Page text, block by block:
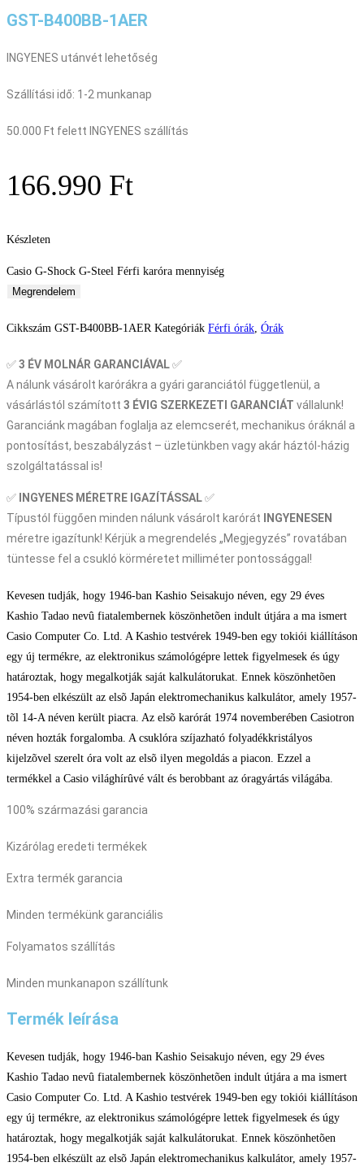
GST-B400BB-1AER
INGYENES utánvét lehetőség
Szállítási idő: 1-2 munkanap
50.000 Ft felett INGYENES szállítás
166.990 Ft
Készleten
Casio G-Shock G-Steel Férfi karóra mennyiség
Megrendelem
Cikkszám GST-B400BB-1AER Kategóriák Férfi órák, Órák
✅3 ÉV MOLNÁR GARANCIÁVAL✅
A nálunk vásárolt karórákra a gyári garanciától függetlenül, a
vásárlástól számított 3 ÉVIG SZERKEZETI GARANCIÁT vállalunk!
Garanciánk magában foglalja az elemcserét, mechanikus óráknál a
pontosítást, beszabályzást – üzletünkben vagy akár háztól-házig
szolgáltatással is!
✅ INGYENES MÉRETRE IGAZÍTÁSSAL✅
Típustól függően minden nálunk vásárolt karórát
INGYENESEN
méretre igazítunk! Kérjük a megrendelés „Megjegyzés” rovatában
tüntesse fel a csukló körméretet milliméter pontossággal!
Kevesen tudják, hogy 1946-ban Kashio Seisakujo néven, egy 29 éves
Kashio Tadao nevû fiatalembernek köszönhetõen indult útjára a ma ismert
Casio Computer Co. Ltd. A Kashio testvérek 1949-ben egy tokiói kiállításon
egy új termékre, az elektronikus számológépre lettek figyelmesek és úgy
határoztak, hogy megalkotják saját kalkulátorukat. Ennek köszönhetõen
1954-ben elkészült az elsõ Japán elektromechanikus kalkulátor, amely 1957-
tõl 14-A néven került piacra. Az elsõ karórát 1974 novemberében Casiotron
néven hozták forgalomba. A csuklóra szíjazható folyadékkristályos
kijelzõvel szerelt óra volt az elsõ ilyen megoldás a piacon. Ezzel a
termékkel a Casio világhírûvé vált és berobbant az óragyártás világába.
100% származási garancia
Kizárólag eredeti termékek
Extra termék garancia
Minden termékünk garanciális
Folyamatos szállítás
Minden munkanapon szállítunk
Termék leírása
Kevesen tudják, hogy 1946-ban Kashio Seisakujo néven, egy 29 éves
Kashio Tadao nevû fiatalembernek köszönhetõen indult útjára a ma ismert
Casio Computer Co. Ltd. A Kashio testvérek 1949-ben egy tokiói kiállításon
egy új termékre, az elektronikus számológépre lettek figyelmesek és úgy
határoztak, hogy megalkotják saját kalkulátorukat. Ennek köszönhetõen
1954-ben elkészült az elsõ Japán elektromechanikus kalkulátor, amely 1957-